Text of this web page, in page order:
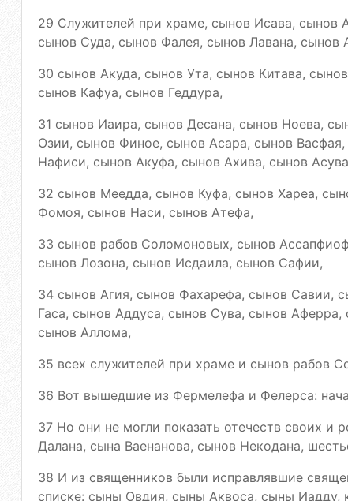
29 Служителей при храме, сынов Исава, сынов
сынов Суда, сынов Фалея, сынов Лавана, сынов
30 сынов Акуда, сынов Ута, сынов Китава,
сынов Кафуа, сынов Геддура,
31 сынов Иаира, сынов Десана, сынов Ноева,
Озии, сынов Финое, сынов Асара, сынов
Нафиси, сынов Акуфа, сынов Ахива, сынов
32 сынов Меедда, сынов Куфа, сынов Хареа,
Фомоя, сынов Наси, сынов Атефа,
33 сынов рабов Соломоновых, сынов
сынов Лозона, сынов Исдаила, сынов Сафии,
34 сынов Агия, сынов Фахарефа, сынов Савии,
Гаса, сынов Аддуса, сынов Сува, сынов
сынов Аллома,
35 всех служителей при храме и сынов рабов
36 Вот вышедшие из Фермелефа и Фелерса:
37 Но они не могли показать отечеств своих и
Далана, сына Ваенанова, сынов Некодана,
38 И из священников были исправлявшие
списке: сыны Овдия, сыны Аквоса, сыны Иадду,